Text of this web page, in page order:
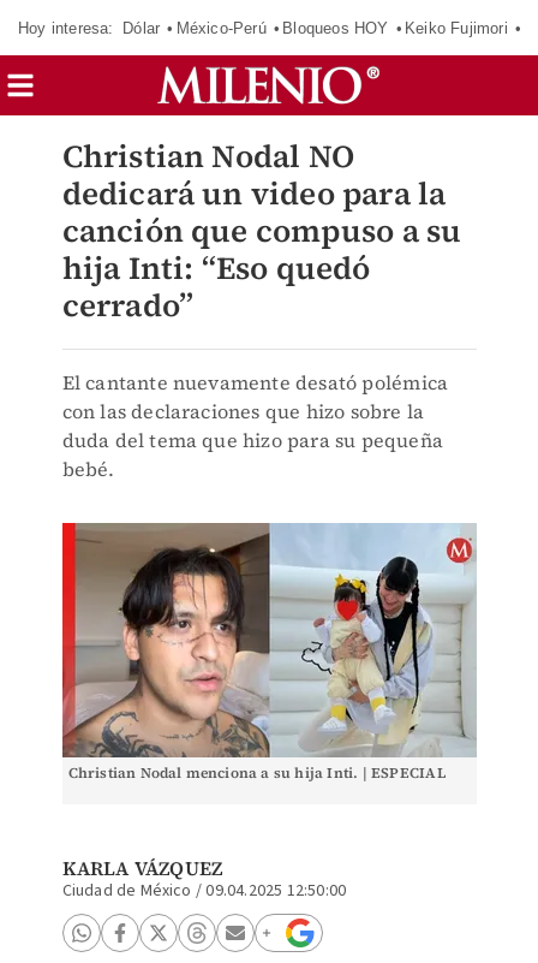
Hoy interesa: Dólar México-Perú Bloqueos HOY Keiko Fujimori
Christian Nodal NO
dedicará un video para la
canción que compuso a su
hija Inti: “Eso quedó
cerrado”
El cantante nuevamente desató polémica
con las declaraciones que hizo sobre la
duda del tema que hizo para su pequeña
bebé.
Christian Nodal menciona a su hija Inti. | ESPECIAL
KARLA VÁZQUEZ
Ciudad de México /09.04.2025 12:50:00